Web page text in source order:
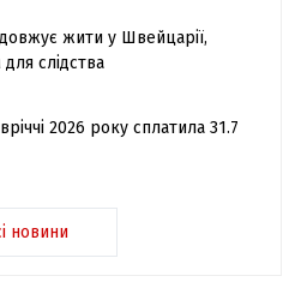
жити у Швейцарії,
слідства
2026 року сплатила 31.7
новини